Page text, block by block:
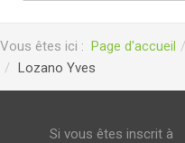
Vous êtes ici : Page d'accueil
Lozano Yves
Si vous êtes inscrit à